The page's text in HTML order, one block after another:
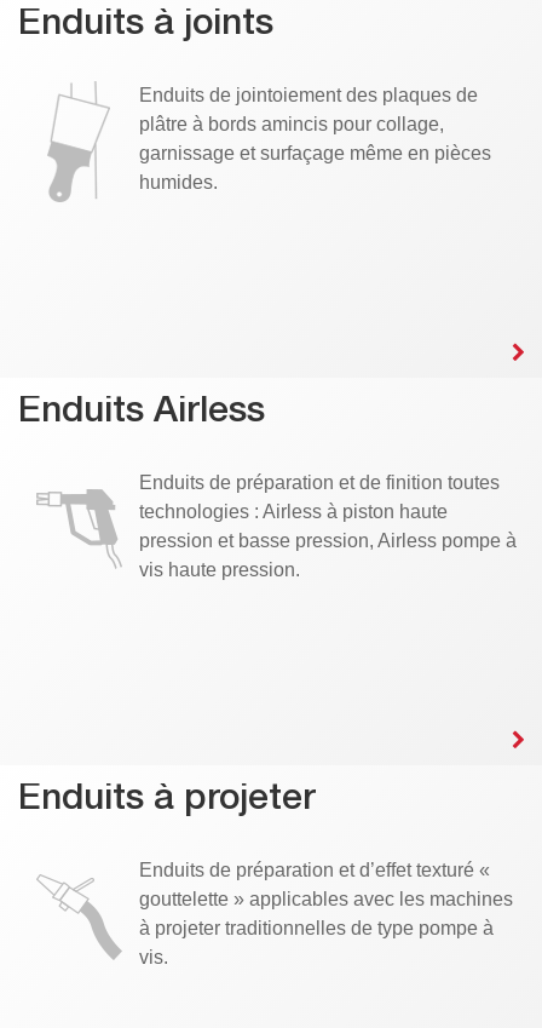
Enduits à joints
Enduits de jointoiement des plaques de
plâtre à bords amincis pour collage,
garnissage et surfaçage même en pièces
humides.
Enduits Airless
Enduits de préparation et de finition toutes
technologies : Airless à piston haute
pression et basse pression, Airless pompe à
vis haute pression.
Enduits à projeter
Enduits de préparation et d’effet texturé «
gouttelette » applicables avec les machines
à projeter traditionnelles de type pompe à
vis.